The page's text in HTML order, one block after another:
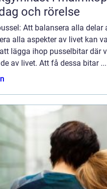
och rörelse
Att balansera alla
alla aspekter av livet kan
lägga ihop pusselbitar där
av livet. Att få dessa bitar ...